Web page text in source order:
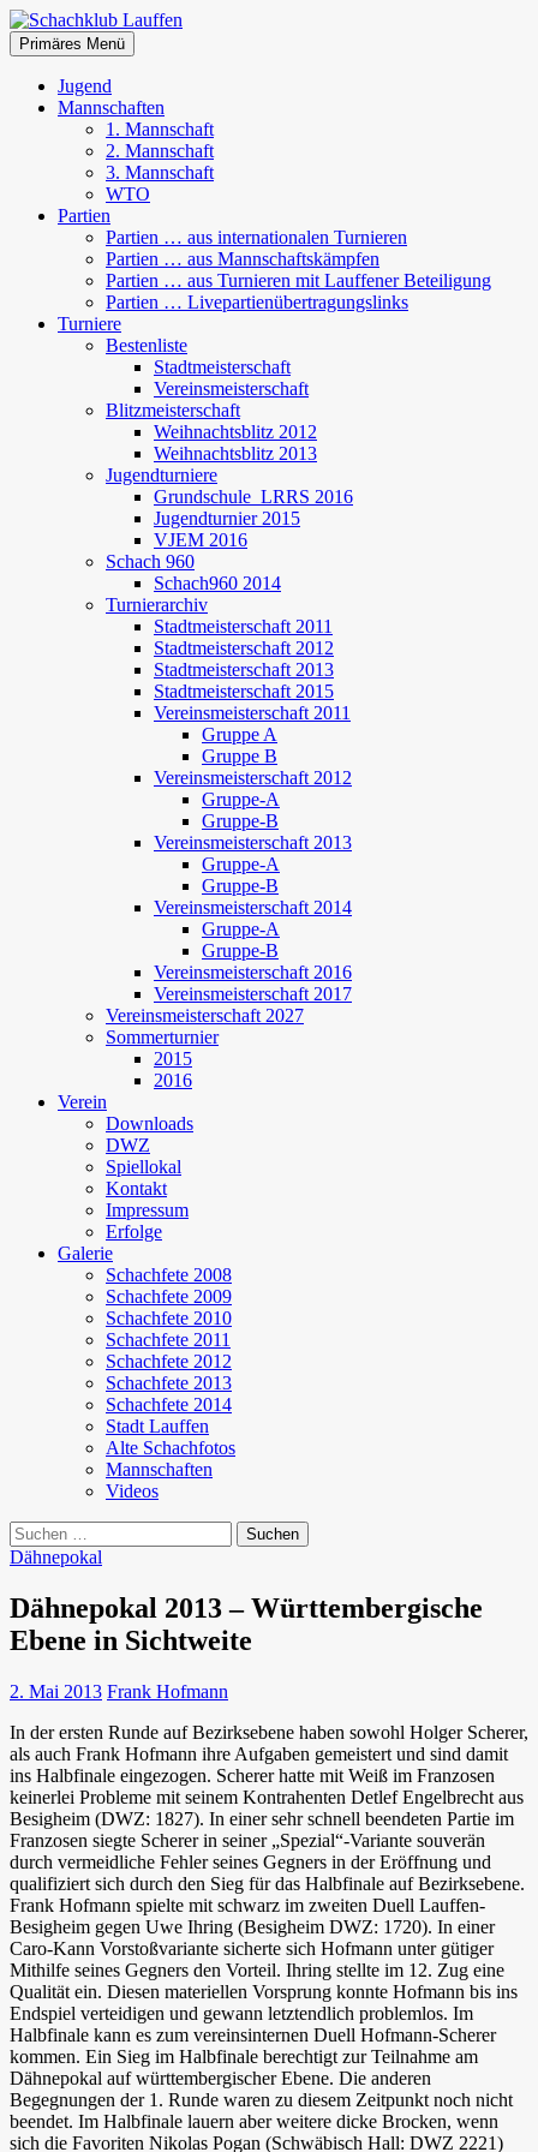
Zum
Inhalt
springen
Schachklub Lauffen
Suchen
Primäres Menü
Jugend
Mannschaften
1. Mannschaft
2. Mannschaft
3. Mannschaft
WTO
Partien
Partien … aus internationalen Turnieren
Partien … aus Mannschaftskämpfen
Partien … aus Turnieren mit Lauffener Beteiligung
Partien … Livepartienübertragungslinks
Turniere
Bestenliste
Stadtmeisterschaft
Vereinsmeisterschaft
Blitzmeisterschaft
Weihnachtsblitz 2012
Weihnachtsblitz 2013
Jugendturniere
Grundschule_LRRS 2016
Jugendturnier 2015
VJEM 2016
Schach 960
Schach960 2014
Turnierarchiv
Stadtmeisterschaft 2011
Stadtmeisterschaft 2012
Stadtmeisterschaft 2013
Stadtmeisterschaft 2015
Vereinsmeisterschaft 2011
Gruppe A
Gruppe B
Vereinsmeisterschaft 2012
Gruppe-A
Gruppe-B
Vereinsmeisterschaft 2013
Gruppe-A
Gruppe-B
Vereinsmeisterschaft 2014
Gruppe-A
Gruppe-B
Vereinsmeisterschaft 2016
Vereinsmeisterschaft 2017
Vereinsmeisterschaft 2027
Sommerturnier
2015
2016
Verein
Downloads
DWZ
Spiellokal
Kontakt
Impressum
Erfolge
Galerie
Schachfete 2008
Schachfete 2009
Schachfete 2010
Schachfete 2011
Schachfete 2012
Schachfete 2013
Schachfete 2014
Stadt Lauffen
Alte Schachfotos
Mannschaften
Videos
Suchen
nach:
Dähnepokal
Dähnepokal 2013 – Württembergische
Ebene in Sichtweite
2. Mai 2013 Frank Hofmann
In der ersten Runde auf Bezirksebene haben sowohl Holger Scherer,
als auch Frank Hofmann ihre Aufgaben gemeistert und sind damit
ins Halbfinale eingezogen. Scherer hatte mit Weiß im Franzosen
keinerlei Probleme mit seinem Kontrahenten Detlef Engelbrecht aus
Besigheim (DWZ: 1827). In einer sehr schnell beendeten Partie im
Franzosen siegte Scherer in seiner „Spezial“-Variante souverän
durch vermeidliche Fehler seines Gegners in der Eröffnung und
qualifiziert sich durch den Sieg für das Halbfinale auf Bezirksebene.
Frank Hofmann spielte mit schwarz im zweiten Duell Lauffen-
Besigheim gegen Uwe Ihring (Besigheim DWZ: 1720). In einer
Caro-Kann Vorstoßvariante sicherte sich Hofmann unter gütiger
Mithilfe seines Gegners den Vorteil. Ihring stellte im 12. Zug eine
Qualität ein. Diesen materiellen Vorsprung konnte Hofmann bis ins
Endspiel verteidigen und gewann letztendlich problemlos. Im
Halbfinale kann es zum vereinsinternen Duell Hofmann-Scherer
kommen. Ein Sieg im Halbfinale berechtigt zur Teilnahme am
Dähnepokal auf württembergischer Ebene. Die anderen
Begegnungen der 1. Runde waren zu diesem Zeitpunkt noch nicht
beendet. Im Halbfinale lauern aber weitere dicke Brocken, wenn
sich die Favoriten Nikolas Pogan (Schwäbisch Hall: DWZ 2221)